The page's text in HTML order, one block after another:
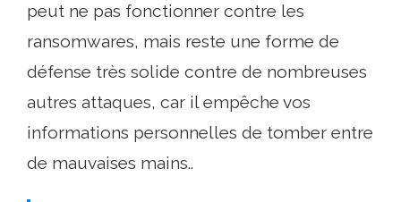
peut ne pas fonctionner contre les
ransomwares, mais reste une forme de
défense très solide contre de nombreuses
autres attaques, car il empêche vos
informations personnelles de tomber entre
de mauvaises mains..